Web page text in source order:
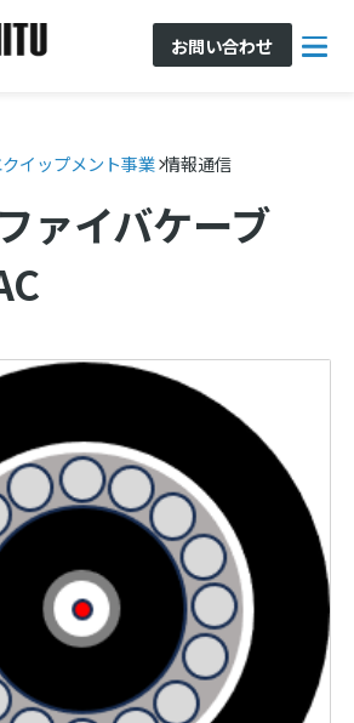
お問い合わせ
イップメント事業 情報通信
ァイバケーブ